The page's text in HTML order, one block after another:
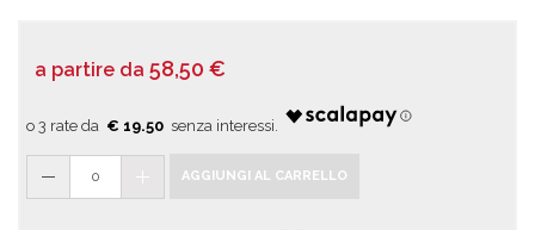
a partire da 58,50 €
€ 19.50
0 AGGIUNGI AL CARRELLO